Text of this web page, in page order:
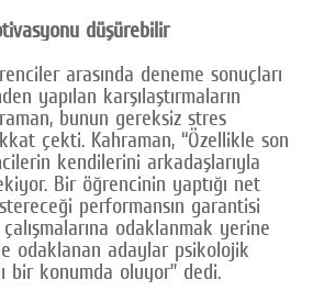
düşürebilir
arasında deneme sonuçları
yapılan karşılaştırmaların
bunun gereksiz stres
çekti. Kahraman, “Özellikle son
kendilerini arkadaşlarıyla
Bir öğrencinin yaptığı net
performansın garantisi
odaklanmak yerine
odaklanan adaylar psikolojik
bir konumda oluyor” dedi.